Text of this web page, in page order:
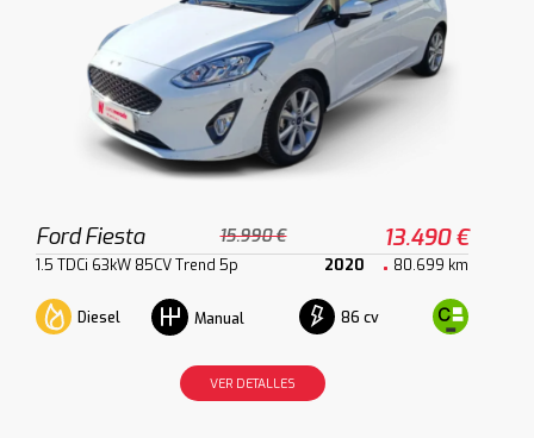
Ford Fiesta 15.990 € 13.490 €
1.5 TDCi 63kW 85CV Trend 5p 2020 80.699 km
Diesel Manual 86 cv
VER DETALLES